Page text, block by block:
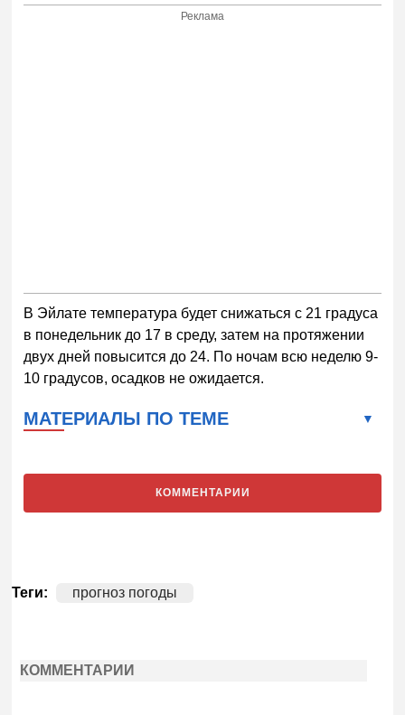
Реклама
В Эйлате температура будет снижаться с 21 градуса
в понедельник до 17 в среду, затем на протяжении
двух дней повысится до 24. По ночам всю неделю 9-
10 градусов, осадков не ожидается.
МАТЕРИАЛЫ ПО ТЕМЕ
КОММЕНТАРИИ
Теги: прогноз погоды
КОММЕНТАРИИ